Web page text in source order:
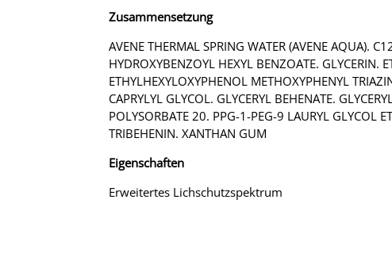
Zusammensetzung
AVENE THERMAL SPRING WATER (AVENE AQUA).
HYDROXYBENZOYL HEXYL BENZOATE. GLYCERIN.
ETHYLHEXYLOXYPHENOL METHOXYPHENYL
CAPRYLYL GLYCOL. GLYCERYL BEHENATE.
POLYSORBATE 20. PPG-1-PEG-9 LAURYL GLYCOL
TRIBEHENIN. XANTHAN GUM
Eigenschaften
Erweitertes Lichschutzspektrum